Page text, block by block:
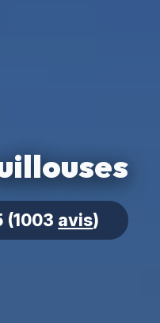
(1003 avis)